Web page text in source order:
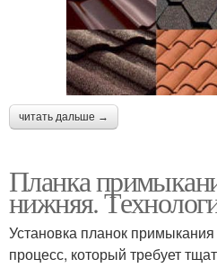
читать дальше →
Планка
нижняя.
Установка планок
процесс, который требует